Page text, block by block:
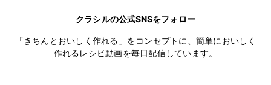
クラシルの公式SNSをフォロー
「きちんとおいしく作れる」をコンセプトに、簡単においしく
作れるレシピ動画を毎日配信しています。